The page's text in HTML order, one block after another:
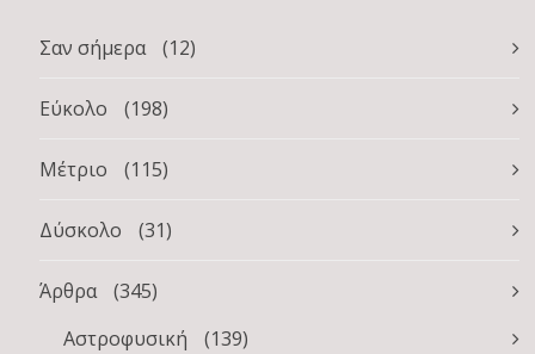
Σαν σήμερα (12)
Εύκολο (198)
Μέτριο (115)
Δύσκολο (31)
Άρθρα
(345)
Αστροφυσική
(139)